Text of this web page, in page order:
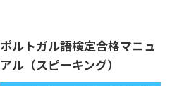
ポルトガル語検定合格マニュ
アル（スピーキング）